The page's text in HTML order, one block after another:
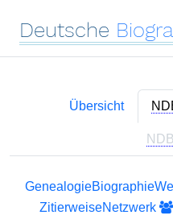
Deutsche
Übersicht
NDB
GenealogieBiographie
ZitierweiseNetzwerk